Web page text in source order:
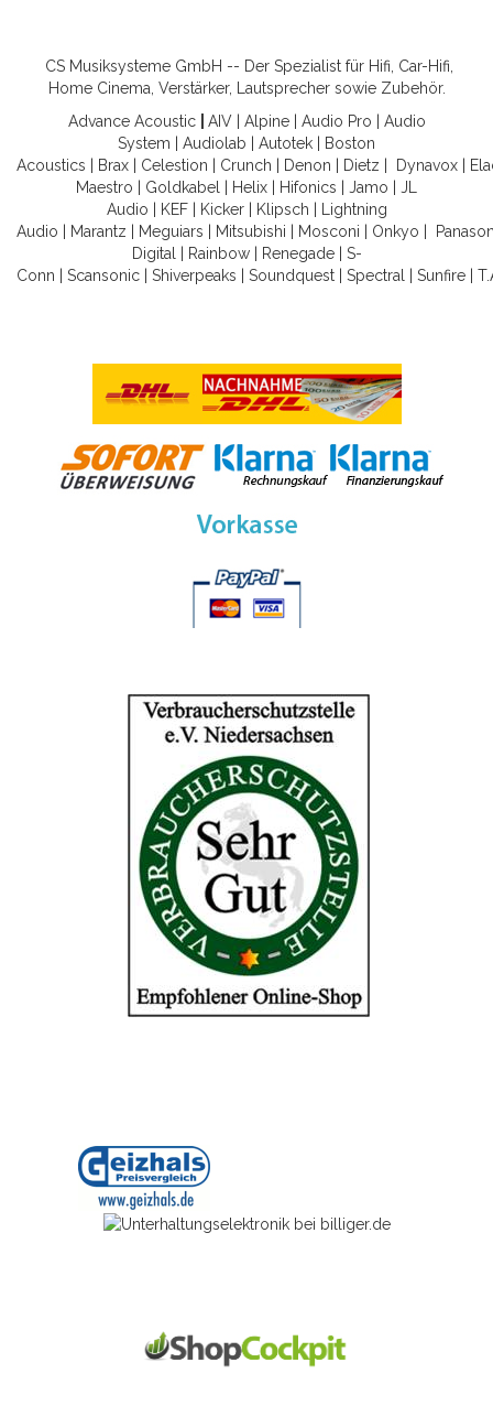
CS Musiksysteme GmbH -- Der Spezialist für Hifi, Car-Hifi,
Home Cinema, Verstärker, Lautsprecher sowie Zubehör.
Advance Acoustic
AIV| Alpine| Audio Pro
Audio
System
Audiolab Autotek
Boston
Acoustics
Brax Celestion Crunch Denon Dietz Dynavox
Maestro
Goldkabel Helix Hifonics Jamo
JL
Audio
KEF| Kicker| Klipsch
Lightning
Audio
Marantz Meguiars Mitsubishi Mosconi Onkyo
Digital
Rainbow| Renegade| S-
Conn
Scansonic Shiverpeaks Soundquest Spectral Sunfire